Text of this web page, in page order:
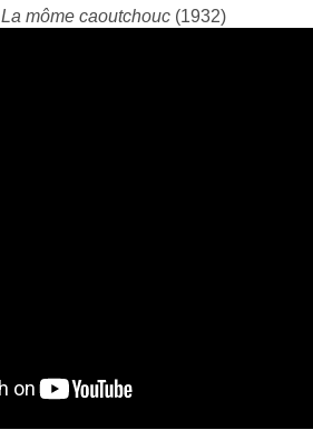
La môme caoutchouc (1932)